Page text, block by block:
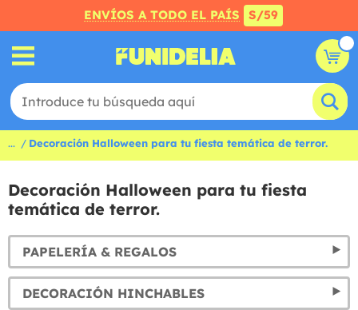
ENVÍOS A TODO EL PAÍS S/59
... Decoración Halloween para tu fiesta temática de terror.
Decoración Halloween para tu fiesta
temática de terror.
PAPELERÍA & REGALOS
DECORACIÓN HINCHABLES